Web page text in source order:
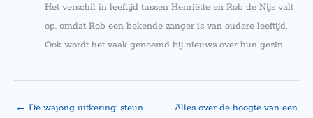
Het verschil in leeftijd tussen Henriëtte en Rob de Nijs valt
op, omdat Rob een bekende zanger is van oudere leeftijd.
Ook wordt het vaak genoemd bij nieuws over hun gezin.
← De wajong uitkering: steun
Alles over de hoogte van een